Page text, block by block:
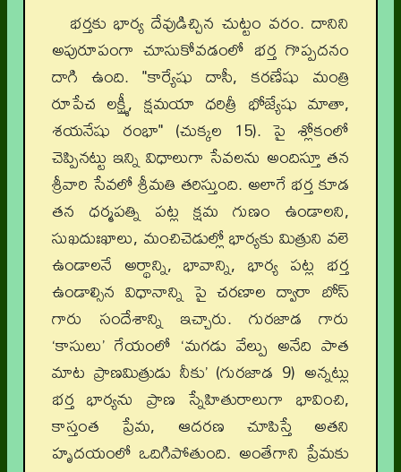
భర్తకు భార్య దేవుడిచ్చిన చుట్టం వరం. దానిని
అపురూపంగా చూసుకోవడంలో భర్త గొప్పదనం
దాగి ఉంది. "కార్యేషు దాసీ, కరణేషు మంత్రి
రూపేచ లక్ష్మీ, క్షమయా ధరిత్రీ భోజ్యేషు మాతా,
శయనేషు రంభా" (చుక్కల 15). పై శ్లోకంలో
చెప్పినట్టు ఇన్ని విధాలుగా సేవలను అందిస్తూ తన
శ్రీవారి సేవలో శ్రీమతి తరిస్తుంది. అలాగే భర్త కూడ
తన ధర్మపత్ని పట్ల క్షమ గుణం ఉండాలని,
సుఖదుఃఖాలు, మంచిచెడుల్లో భార్యకు మిత్రుని వలె
ఉండాలనే అర్థాన్ని, భావాన్ని, భార్య పట్ల భర్త
ఉండాల్సిన విధానాన్ని పై చరణాల ద్వారా బోస్
గారు సందేశాన్ని ఇచ్చారు. గురజాడ గారు
‘కాసులు’ గేయంలో ‘మగడు వేల్పు అనేది పాత
మాట ప్రాణమిత్రుడు నీకు’ (గురజాడ 9) అన్నట్లు
భర్త భార్యను ప్రాణ స్నేహితురాలుగా భావించి,
కాస్తంత ప్రేమ, ఆదరణ చూపిస్తే అతని
హృదయంలో ఒదిగిపోతుంది. అంతేగాని ప్రేమకు